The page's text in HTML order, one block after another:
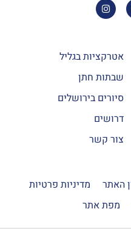
אטרקציות בגליל
שבתות חתן
סיורים בירושלים
דרושים
צור קשר
האתר
מדיניות פרטיות
מפת אתר